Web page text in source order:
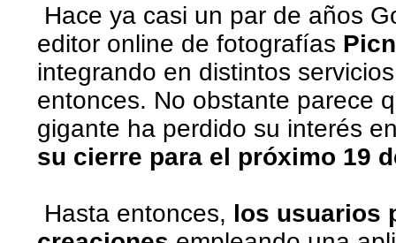
Hace ya casi un par de años
editor online de fotografías
integrando en distintos
entonces. No obstante parece
gigante ha perdido su interés
su cierre para el próximo 19
Hasta entonces, los usuarios